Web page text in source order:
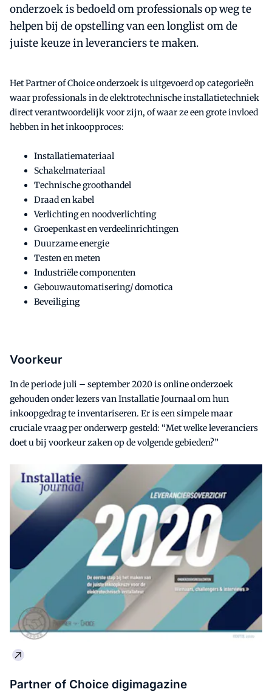
onderzoek is bedoeld om professionals op weg te
helpen bij de opstelling van een longlist om de
juiste keuze in leveranciers te maken.
Het Partner of Choice onderzoek is uitgevoerd op categorieën
waar professionals in de elektrotechnische installatietechniek
direct verantwoordelijk voor zijn, of waar ze een grote invloed
hebben in het inkoopproces:
Installatiemateriaal
Schakelmateriaal
Technische groothandel
Draad en kabel
Verlichting en noodverlichting
Groepenkast en verdeelinrichtingen
Duurzame energie
Testen en meten
Industriële componenten
Gebouwautomatisering/ domotica
Beveiliging
Voorkeur
In de periode juli – september 2020 is online onderzoek
gehouden onder lezers van Installatie Journaal om hun
inkoopgedrag te inventariseren. Er is een simpele maar
cruciale vraag per onderwerp gesteld: “Met welke leveranciers
doet u bij voorkeur zaken op de volgende gebieden?”
Partner of Choice digimagazine